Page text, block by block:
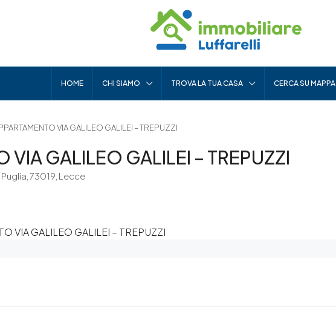
HOME CHI SIAMO TROVA LA TUA CASA CERCA SU MAPPA
VIA GALILEO GALILEI – TREPUZZI
VIA GALILEO GALILEI – TREPUZZI
73019, Lecce